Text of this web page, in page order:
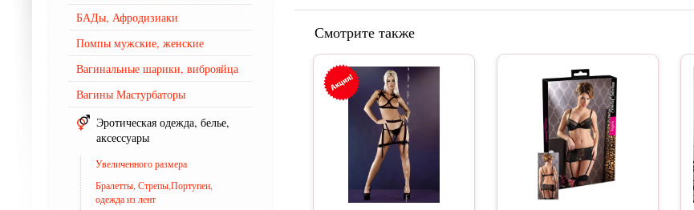
Смотрите также
БАДы, Афродизиаки
Помпы мужские, женские
Вагинальные шарики, виброяйца
Вагины Мастурбаторы
Эротическая одежда, белье,
аксессуары
Увеличенного размера
Бралетты, Стрепы,Портупеи,
одежда из лент